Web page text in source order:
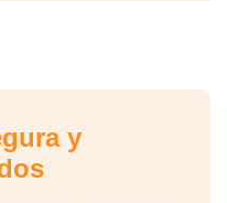
y